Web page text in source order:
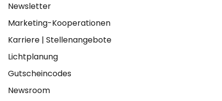
Newsletter
Marketing-Kooperationen
Karriere | Stellenangebote
Lichtplanung
Gutscheincodes
Newsroom